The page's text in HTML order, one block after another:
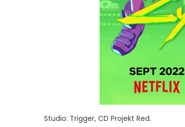
Studio: Trigger, CD Projekt Red.